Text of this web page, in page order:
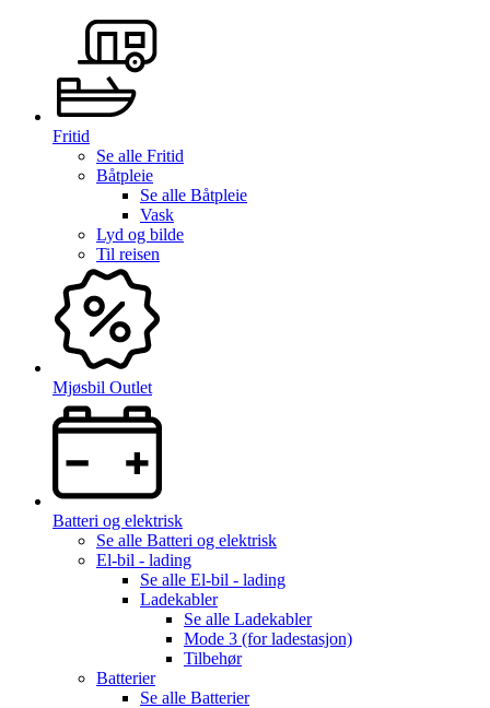
Fritid
Se alle Fritid
Båtpleie
Se alle Båtpleie
Vask
Lyd og bilde
Til reisen
Mjøsbil Outlet
Batteri og elektrisk
Se alle Batteri og elektrisk
El-bil - lading
Se alle El-bil - lading
Ladekabler
Se alle Ladekabler
Mode 3 (for ladestasjon)
Tilbehør
Batterier
Se alle Batterier